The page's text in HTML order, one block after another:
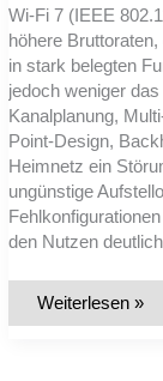
Wi‑Fi 7 (IEEE
höhere
in stark belegten
jedoch weniger
Kanalplanung,
Point-Design,
Heimnetz ein
ungünstige
den Nutzen
Wi‑Fi
Weiterlesen »